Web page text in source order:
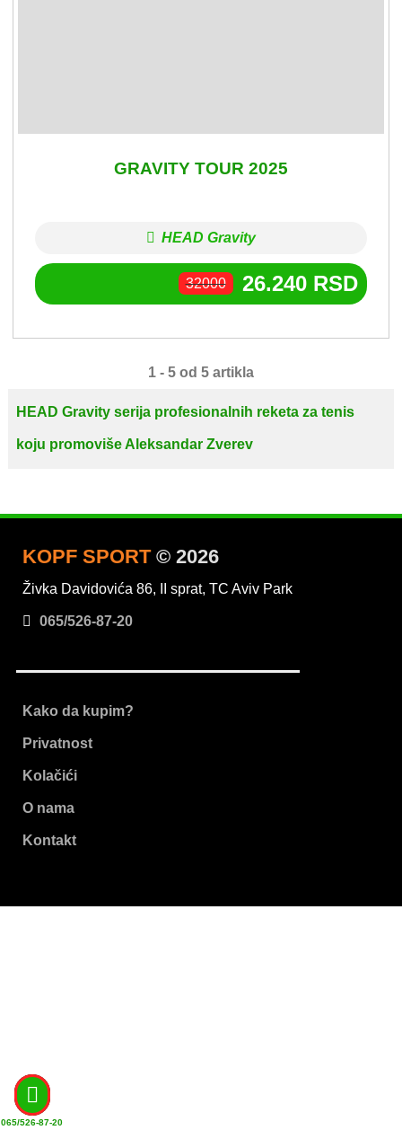
GRAVITY TOUR 2025
HEAD Gravity
32000 26.240 RSD
1 - 5 od 5 artikla
HEAD Gravity serija profesionalnih reketa za tenis
koju promoviše Aleksandar Zverev
065/526-87-20
KOPF SPORT© 2026
Živka Davidovića 86, II sprat, TC Aviv Park
065/526-87-20
Kako da kupim?
Privatnost
Kolačići
O nama
Kontakt